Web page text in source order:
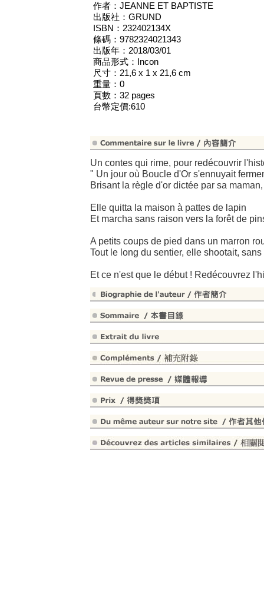
作者：JEANNE ET BAPTISTE
出版社：GRUND
ISBN：232402134X
條碼：9782324021343
出版年：2018/03/01
商品形式：Incon
尺寸：21,6 x 1 x 21,6 cm
重量：0
頁數：32 pages
台幣定價:610
Un contes qui rime, pour redécouvrir
" Un jour où Boucle d'Or s'ennuyait
Brisant la règle d'or dictée par sa maman,
Elle quitta la maison à pattes de lapin
Et marcha sans raison vers la forêt de
A petits coups de pied dans un marron
Tout le long du sentier, elle shootait,
Et ce n'est que le début ! Redécouvrez